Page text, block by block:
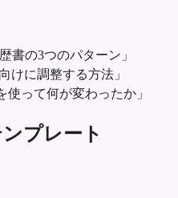
書の3つのパターン」
けに調整する方法」
使って何が変わったか」
プレート